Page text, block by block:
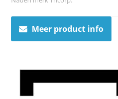
Meer product info